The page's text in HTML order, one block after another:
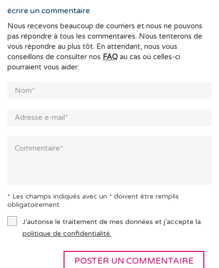
écrire un commentaire
Nous recevons beaucoup de courriers et nous ne pouvons
pas répondre à tous les commentaires. Nous tenterons de
vous répondre au plus tôt. En attendant, nous vous
conseillons de consulter nos FAQ au cas où celles-ci
pourraient vous aider.
* Les champs indiqués avec un * doivent être remplis
obligatoirement.
J’autorise le traitement de mes données et j’accepte la
politique de confidentialité.